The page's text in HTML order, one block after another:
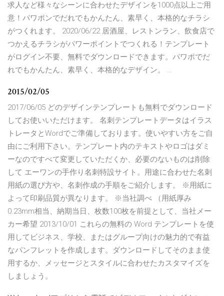
求人など様々なシーンに合わせたデザインを1000点以上ご用
意！パワポンでだれでもかんたん、素早く、本格的なチラシ
がつくれます。 2020/06/22 居酒屋、レストンラン、飲食店で
つかえるチラシがパワーポイントでつくれる！テンプレート
がログイン不要、無料でダウンロードできます。パワポでだ
れでもかんたん、素早く、本格的なデザイン。 …
2015/02/05
2017/06/05 どのデザインテンプレートも無料でダウンロード
してお使いいただけます。 名刺テンプレートデータはイラス
トレータとWordでご準備しております。使いやすい方をご自
由にご利用下さい。テンプレート内のテキストやロゴはダミ
ーなのですべて変更していただくか、必要のないものは削除
して エーワンの手作り名刺特設サイト。用途に合わせた名刺
用紙の選び方や、名刺作成の手順をご紹介します。 ※用紙に
よって印刷品質が異なります。 ※当社調べ （用紙厚み
0.23mm相当、納期当日、枚数100枚を前提として、当社メー
カー希望 2013/10/01 これらの無料の Word テンプレートを使
用してビジネス、学校、またはグループ向けの魅力的で有益
なパンフレットを作成します。ダウンロードしてそのまま使
用するか、メッセージとスタイルに合わせたカスタマイズを
しましょう。